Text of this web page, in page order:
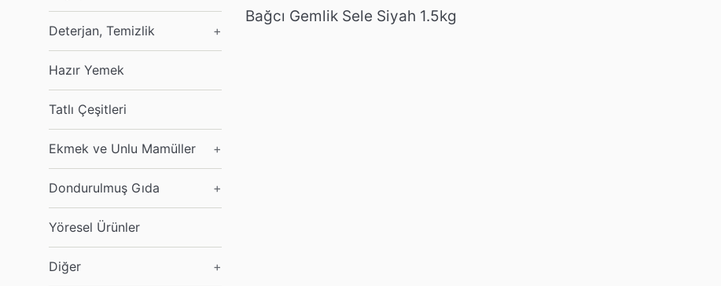
Deterjan, Temizlik +
Hazır Yemek
Tatlı Çeşitleri
Ekmek ve Unlu Mamüller +
Dondurulmuş Gıda +
Yöresel Ürünler
Diğer +
Bağcı Gemlik Sele Siyah 1.5kg